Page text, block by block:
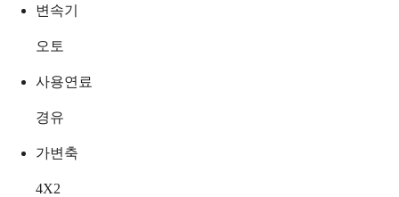
변속기
오토
사용연료
경유
가변축
4X2